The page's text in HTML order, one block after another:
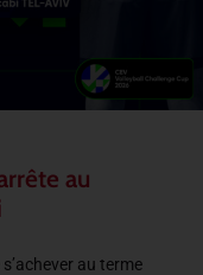
au
au terme